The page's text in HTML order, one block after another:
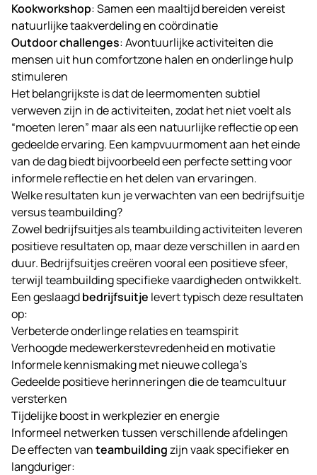
Kookworkshop: Samen een maaltijd bereiden vereist
natuurlijke taakverdeling en coördinatie
Outdoor challenges: Avontuurlijke activiteiten die
mensen uit hun comfortzone halen en onderlinge hulp
stimuleren
Het belangrijkste is dat de leermomenten subtiel
verweven zijn in de activiteiten, zodat het niet voelt als
“moeten leren” maar als een natuurlijke reflectie op een
gedeelde ervaring. Een kampvuurmoment aan het einde
van de dag biedt bijvoorbeeld een perfecte setting voor
informele reflectie en het delen van ervaringen.
Welke resultaten kun je verwachten van een bedrijfsuitje
versus teambuilding?
Zowel bedrijfsuitjes als teambuilding activiteiten leveren
positieve resultaten op, maar deze verschillen in aard en
duur. Bedrijfsuitjes creëren vooral een positieve sfeer,
terwijl teambuilding specifieke vaardigheden ontwikkelt.
Een geslaagdbedrijfsuitje levert typisch deze resultaten
op:
Verbeterde onderlinge relaties en teamspirit
Verhoogde medewerkerstevredenheid en motivatie
Informele kennismaking met nieuwe collega’s
Gedeelde positieve herinneringen die de teamcultuur
versterken
Tijdelijke boost in werkplezier en energie
Informeel netwerken tussen verschillende afdelingen
De effecten vanteambuildingzijn vaak specifieker en
langduriger: